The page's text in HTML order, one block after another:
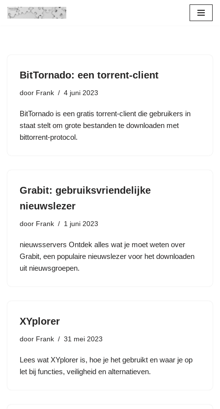
BitTornado: een torrent-client
door Frank 4 juni 2023
BitTornado is een gratis torrent-client die gebruikers in
staat stelt om grote bestanden te downloaden met
bittorrent-protocol.
Grabit: gebruiksvriendelijke
nieuwslezer
door Frank 1 juni 2023
nieuwsservers Ontdek alles wat je moet weten over
Grabit, een populaire nieuwslezer voor het downloaden
uit nieuwsgroepen.
XYplorer
door Frank 31 mei 2023
Lees wat XYplorer is, hoe je het gebruikt en waar je op
let bij functies, veiligheid en alternatieven.